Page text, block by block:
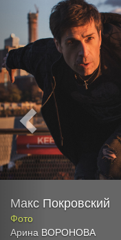
Макс Покровский
Фото
Арина ВОРОНОВА